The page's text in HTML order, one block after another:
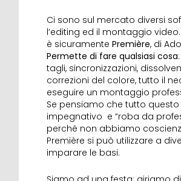
Ci sono sul mercato diversi
l’editing ed il montaggio
è sicuramente Première, di
Permette di fare qualsiasi cosa
tagli, sincronizzazioni,
correzioni del colore, tutto il
eseguire un montaggio
Se pensiamo che tutto
impegnativo e “roba da
perché non abbiamo
Première si può utilizzare a
imparare le basi.